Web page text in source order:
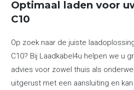
Optimaal laden voor
C10
Op zoek naar de juiste
C10? Bij Laadkabel4u helpen we u
advies voor zowel thuis als
uitgerust met een aansluiting en